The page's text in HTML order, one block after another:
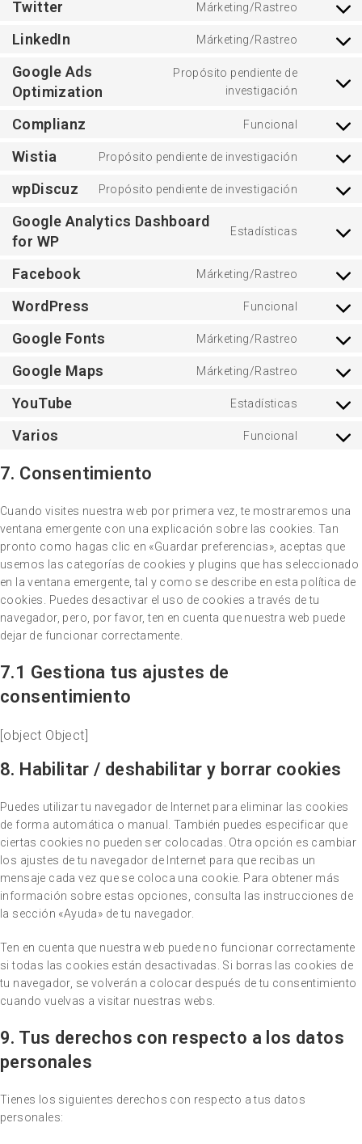
Twitter Márketing/Rastreo
LinkedIn Márketing/Rastreo
Google Ads
Optimization
Propósito pendiente de
investigación
Complianz Funcional
Wistia Propósito pendiente de investigación
wpDiscuz Propósito pendiente de investigación
Google Analytics Dashboard
for WP
Estadísticas
Facebook Márketing/Rastreo
WordPress Funcional
Google Fonts Márketing/Rastreo
Google Maps Márketing/Rastreo
YouTube Estadísticas
Varios Funcional
7. Consentimiento
Cuando visites nuestra web por primera vez, te mostraremos una
ventana emergente con una explicación sobre las cookies. Tan
pronto como hagas clic en «Guardar preferencias», aceptas que
usemos las categorías de cookies y plugins que has seleccionado
en la ventana emergente, tal y como se describe en esta política de
cookies. Puedes desactivar el uso de cookies a través de tu
navegador, pero, por favor, ten en cuenta que nuestra web puede
dejar de funcionar correctamente.
7.1 Gestiona tus ajustes de
consentimiento
[object Object]
8. Habilitar / deshabilitar y borrar cookies
Puedes utilizar tu navegador de Internet para eliminar las cookies
de forma automática o manual. También puedes especificar que
ciertas cookies no pueden ser colocadas. Otra opción es cambiar
los ajustes de tu navegador de Internet para que recibas un
mensaje cada vez que se coloca una cookie. Para obtener más
información sobre estas opciones, consulta las instrucciones de
la sección «Ayuda» de tu navegador.
Ten en cuenta que nuestra web puede no funcionar correctamente
si todas las cookies están desactivadas. Si borras las cookies de
tu navegador, se volverán a colocar después de tu consentimiento
cuando vuelvas a visitar nuestras webs.
9. Tus derechos con respecto a los datos
personales
Tienes los siguientes derechos con respecto a tus datos
personales: